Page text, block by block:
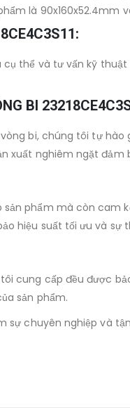
là 90x160x52.4mm
thể và tư vấn kỹ
BI
bi, chúng tôi tự hào
xuất nghiêm ngặt
phẩm mà còn cam
bảo hiệu suất tối ưu và
cung cấp đều được
sản phẩm.
sự chuyên nghiệp và